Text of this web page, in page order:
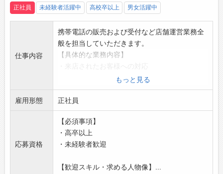
瞬間があなたの成長の証。
この仕事には、人の人生に関わる“やりが
い”と“誇り”があります。
正社員 未経験者活躍中 高校卒以上 男女活躍中
仕事内容
携帯電話の販売および受付など店舗運営業務全
般を担当していただきます。
【具体的な業務内容】
・新サービス・プランのご案内
◎店舗配属後は、シンプルな業務からお任せし
ます！
【おすすめポイント】
◇未経験の方・ブランクがある方もOK！
・充実した研修とサポート体制で安心してスタ
ートできます◎
・みんなで協力しながら、目標達成を目指して
もっと見る
雇用形態 正社員
応募資格
【必須事項】
・高卒以上
・未経験者歓迎
【歓迎スキル・求める人物像】...